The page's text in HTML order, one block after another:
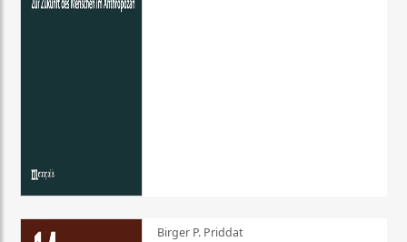
Birger P. Priddat